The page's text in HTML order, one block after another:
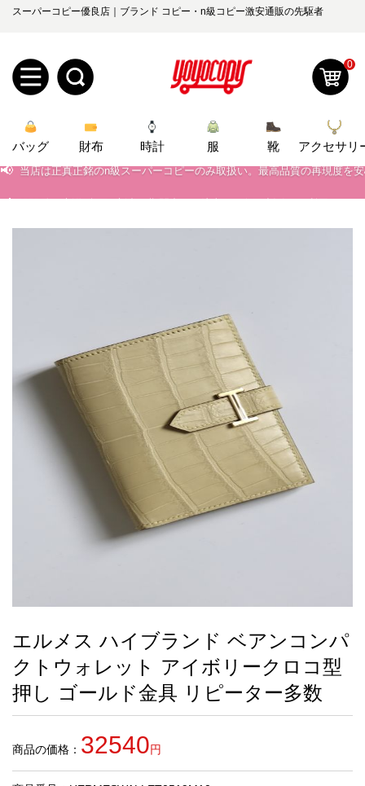
スーパーコピー優良店｜ブランド コピー・n級コピー激安通販の先駆者
規
録
ロ
ー
ら
2026人気特集
バッグ
財布
時計
服
ズボン
衣装セット
靴
住まい用品
アクセサリー
ベルト
スカーフ
アイフォーンケ
ース
小物
す
す
め
商
0
バッグ 財布 時計 服 靴 アクセサリ
📢 当店は正真正銘のn級スーパーコピーのみ取扱い。最高品質の再現度を
新作入荷！ルイ・ヴィトンスーパーコピー バッグ最新モデルが登場。
エルメス ハイブランド ベアンコンパ
クトウォレット アイボリークロコ型
押し ゴールド金具 リピーター多数
商品の価格： 32540円